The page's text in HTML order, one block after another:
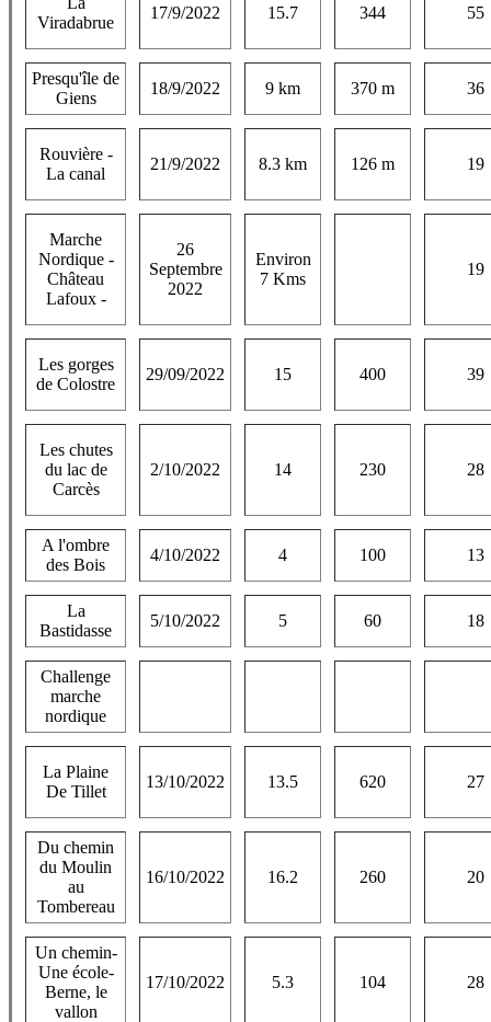
Viradabrue
17/9/2022 15.7 344 55
Presqu'île de
Giens
18/9/2022 9 km 370 m 36
Rouvière -
La canal
21/9/2022 8.3 km 126 m 19
Marche
Nordique -
Château
Lafoux -
26
Septembre
2022
Environ
7 Kms
19
Les gorges
de Colostre
29/09/2022 15 400 39
Les chutes
du lac de
Carcès
2/10/2022 14 230 28
A l'ombre
des Bois
4/10/2022 4 100 13
La
Bastidasse
5/10/2022 5 60 18
Challenge
marche
nordique
La Plaine
De Tillet
13/10/2022 13.5 620 27
Du chemin
du Moulin
au
Tombereau
16/10/2022 16.2 260 20
Un chemin-
Une école-
Berne, le
vallon
17/10/2022 5.3 104 28